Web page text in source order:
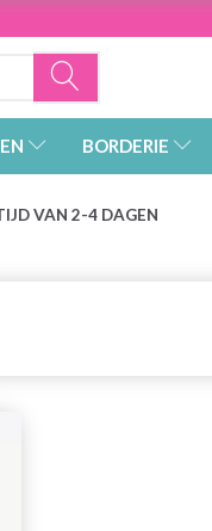
BORDERIE
VAN 2-4 DAGEN